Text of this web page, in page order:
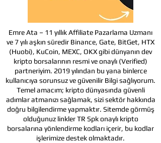
Emre Ata – 11 yıllık Affiliate Pazarlama Uzmanı
ve 7 yılı aşkın süredir Binance, Gate, BitGet, HTX
(Huobi), KuCoin, MEXC, OKX gibi dünyanın dev
kripto borsalarının resmi ve onaylı (Verified)
partneriyim. 2019 yılından bu yana binlerce
kullanıcıya sorunsuz ve güvenilir Bilgi sağlıyorum.
Temel amacım; kripto dünyasında güvenli
adımlar atmanızı sağlamak, sizi sektör hakkında
doğru bilgilendirme yapmaktır. Sitemde görmüş
olduğunuz linkler TR Spk onaylı kripto
borsalarına yönlendirme kodları içerir, bu kodlar
işlerimize destek olmaktadır.